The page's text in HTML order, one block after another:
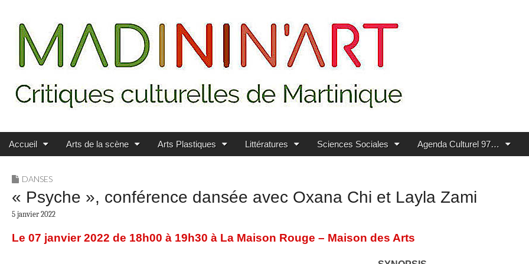
MADININ'ART
Main menu
Skip to content
Accueil Arts de la scène Arts Plastiques Littératures Sciences Sociales Agenda Culturel 97…
DANSES
« Psyche », conférence dansée avec Oxana Chi et Layla Zami
5 janvier 2022
Le 07 janvier 2022 de 18h00 à 19h30 à La Maison Rouge – Maison des Arts